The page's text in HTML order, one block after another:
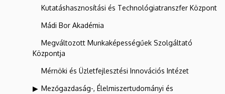
Kutatáshasznosítási és Technológiatranszfer Központ
Mádi Bor Akadémia
Megváltozott Munkaképességűek Szolgáltató
Központja
Mérnöki és Üzletfejlesztési Innovációs Intézet
Mezőgazdaság-, Élelmiszertudományi és